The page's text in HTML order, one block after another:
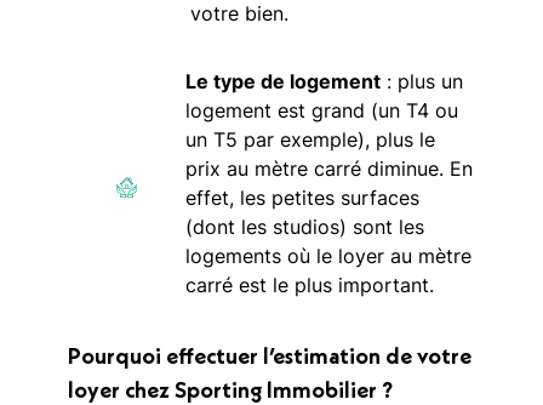
votre bien.
Le type de logement : plus un
logement est grand (un T4 ou
un T5 par exemple), plus le
prix au mètre carré diminue. En
effet, les petites surfaces
(dont les studios) sont les
logements où le loyer au mètre
carré est le plus important.
Pourquoi effectuer l’estimation de votre
loyer chez Sporting Immobilier ?